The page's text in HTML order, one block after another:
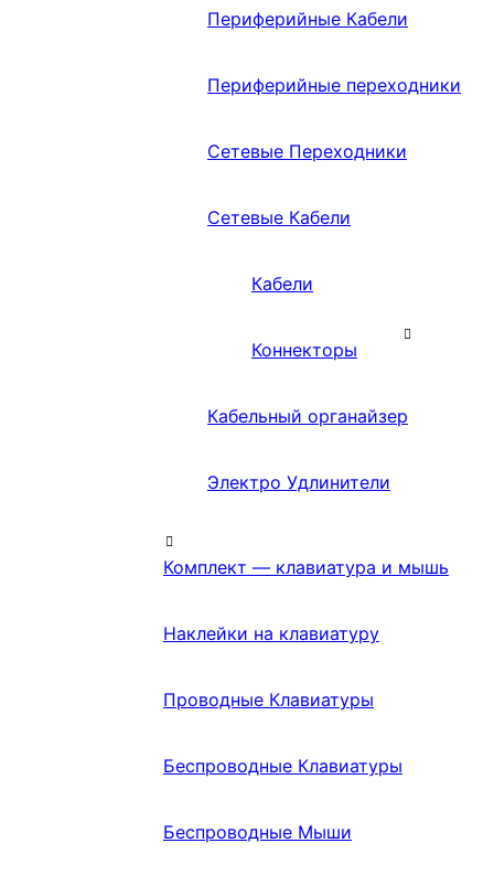
Периферийные Кабели
Периферийные переходники
Сетевые Переходники
Сетевые Кабели
Кабели
Коннекторы
Кабельный органайзер
Электро Удлинители
Комплект — клавиатура и мышь
Наклейки на клавиатуру
Проводные Клавиатуры
Беспроводные Клавиатуры
Беспроводные Мыши